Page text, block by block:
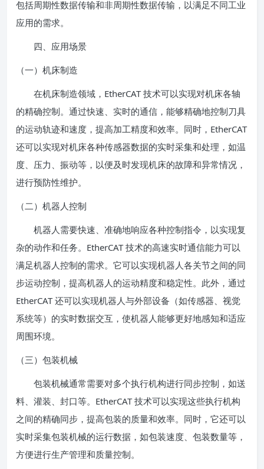
包括周期性数据传输和非周期性数据传输，以满足不同工业
应用的需求。
四、应用场景
（一）机床制造
在机床制造领域，EtherCAT 技术可以实现对机床各轴
的精确控制。通过快速、实时的通信，能够精确地控制刀具
的运动轨迹和速度，提高加工精度和效率。同时，EtherCAT
还可以实现对机床各种传感器数据的实时采集和处理，如温
度、压力、振动等，以便及时发现机床的故障和异常情况，
进行预防性维护。
（二）机器人控制
机器人需要快速、准确地响应各种控制指令，以实现复
杂的动作和任务。EtherCAT 技术的高速实时通信能力可以
满足机器人控制的需求。它可以实现机器人各关节之间的同
步运动控制，提高机器人的运动精度和稳定性。此外，通过
EtherCAT 还可以实现机器人与外部设备（如传感器、视觉
系统等）的实时数据交互，使机器人能够更好地感知和适应
周围环境。
（三）包装机械
包装机械通常需要对多个执行机构进行同步控制，如送
料、灌装、封口等。EtherCAT 技术可以实现这些执行机构
之间的精确同步，提高包装的质量和效率。同时，它还可以
实时采集包装机械的运行数据，如包装速度、包装数量等，
方便进行生产管理和质量控制。